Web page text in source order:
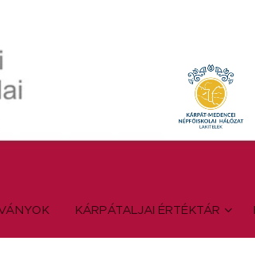
KÁRPÁTALJAI ÉRTÉKTÁR